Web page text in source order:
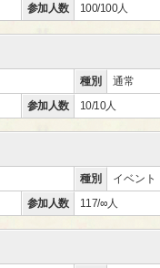
参加人数 100/100人
種別 通常
参加人数 10/10人
種別 イベント
参加人数 117/∞人